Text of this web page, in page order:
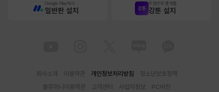
Google Play에서
일반판 설치
무협만화 플랫폼
강툰 설치
회사소개 이용약관 개인정보처리방침
청소년보호정책
블루머니이용약관
고객센터 사업자정보 PC버전